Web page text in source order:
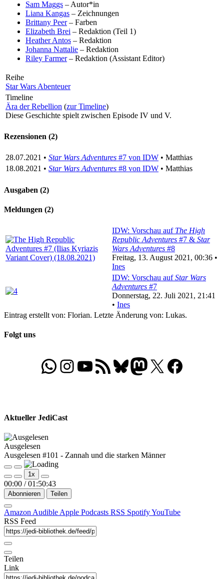
Sam Maggs – Autor*in
Liana Kangas – Zeichnungen
Brittany Peer– Farben
Elizabeth Brei – Redaktion (Teil 1)
Heather Antos – Redaktion
Johanna Nattalie – Redaktion
Riley Farmer– Redaktion (Assistant Editor)
Reihe
Star Wars Abenteuer
Timeline
Ära der Rebellion (zur Timeline)
Diese Geschichte spielt zwischen Episode IV und V.
Rezensionen (2)
28.07.2021 • Star Wars Adventures #7 von IDW • Matthias
18.08.2021 • Star Wars Adventures #8 von IDW • Matthias
Ausgaben (2)
Meldungen (2)
IDW: Vorschau auf The High
Republic Adventures #7 & Star
Wars Adventures #8
Freitag, 13. August 2021, 00:36 •
Ines
IDW: Vorschau aufStar Wars
Adventures #7
Donnerstag, 22. Juli 2021, 21:41
• Ines
Eintrag erstellt von: Florian. Letzte Änderung von: Lukas.
Folgt uns
WhatsApp
Folgt uns auf Instagram
Besucht unseren YouTube-Kanal
RSS-FeedBluesky
Folgt uns auf Mastodon
X Folgt uns auf
Aktueller JediCast
Ausgelesen
Ausgelesen #101 - Zannah und die starken Männer
Play
Episode
Pause
Episode
1x
00:00 / 01:50:43
Abonnieren Teilen
Amazon Audible Apple Podcasts RSS SpotifyYouTube
RSS Feed
Teilen
Link